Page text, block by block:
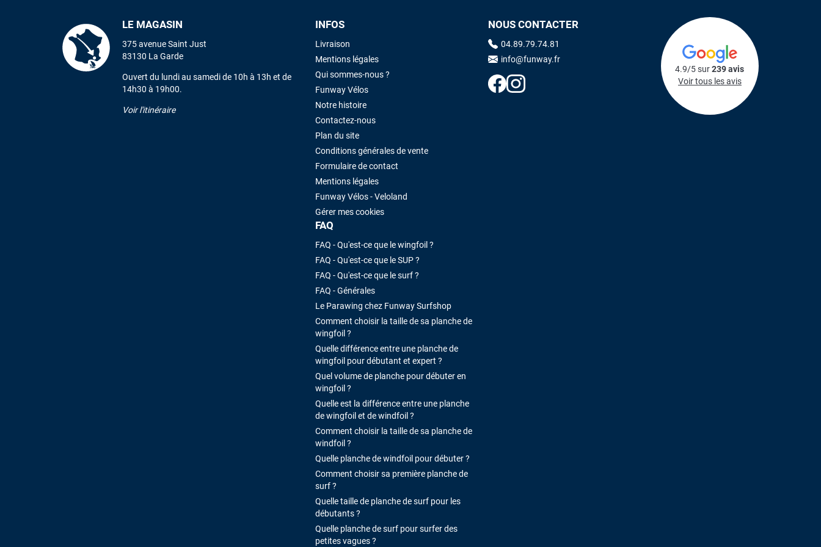
LE MAGASIN
375 avenue Saint Just
83130 La Garde
Ouvert du lundi au samedi de 10h à 13h et de
14h30 à 19h00.
Voir l'itinéraire
INFOS
Livraison
Mentions légales
Qui sommes-nous ?
Funway Vélos
Notre histoire
Contactez-nous
Plan du site
Conditions générales de vente
Formulaire de contact
Mentions légales
Funway Vélos - Veloland
Gérer mes cookies
FAQ
FAQ - Qu'est-ce que le wingfoil ?
FAQ - Qu'est-ce que le SUP ?
FAQ - Qu'est-ce que le surf ?
FAQ - Générales
Le Parawing chez Funway Surfshop
Comment choisir la taille de sa planche de
wingfoil ?
Quelle différence entre une planche de
wingfoil pour débutant et expert ?
Quel volume de planche pour débuter en
wingfoil ?
Quelle est la différence entre une planche
de wingfoil et de windfoil ?
Comment choisir la taille de sa planche de
windfoil ?
Quelle planche de windfoil pour débuter ?
Comment choisir sa première planche de
surf ?
Quelle taille de planche de surf pour les
débutants ?
Quelle planche de surf pour surfer des
petites vagues ?
NOUS CONTACTER
04.89.79.74.81
info@funway.fr
4.9/5 sur239 avis
Voir tous les avis